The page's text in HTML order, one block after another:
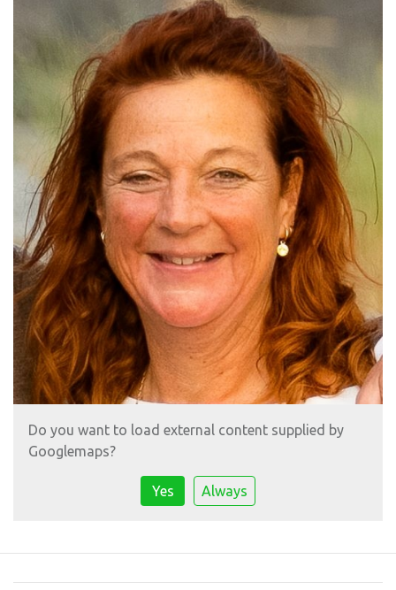
Do you want to load external content supplied by
Googlemaps?
Yes Always